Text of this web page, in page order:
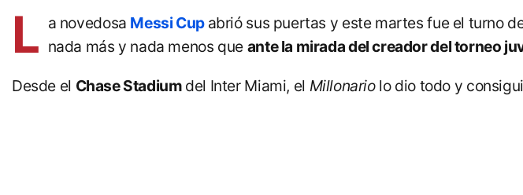
L a novedosa Messi Cup abrió sus puertas y este martes fue el turno
nada más y nada menos que ante la mirada del creador del torneo
Desde el Chase Stadium del Inter Miami, el Millonario lo dio todo y